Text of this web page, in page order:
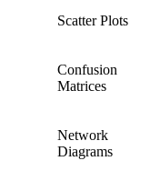
Scatter Plots
Confusion
Matrices
Network
Diagrams